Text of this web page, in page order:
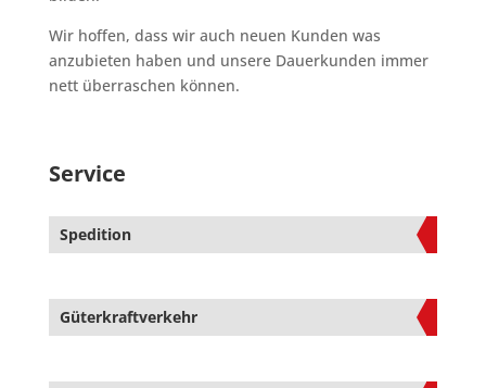
Wir hoffen, dass wir auch neuen Kunden was
anzubieten haben und unsere Dauerkunden immer
nett überraschen können.
Service
Spedition
Güterkraftverkehr